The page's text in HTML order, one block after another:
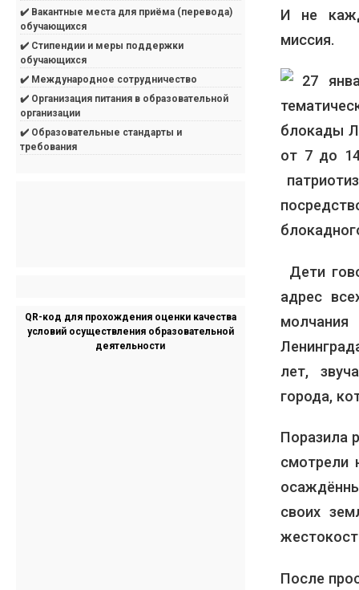
И не
миссия.
27
блокады
от 7 до
Дети
адрес
молчания
лет,
города,
Поразила
смотрели
своих
После
✔️ Вакантные места для приёма (перевода)
обучающихся
✔️ Стипендии и меры поддержки
обучающихся
✔️ Международное сотрудничество
✔️ Организация питания в образовательной
организации
✔️ Образовательные стандарты и
требования
QR-код для прохождения оценки качества
условий осуществления образовательной
деятельности